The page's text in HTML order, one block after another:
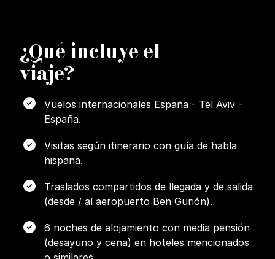
¿Qué incluye el
viaje?
Vuelos internacionales España - Tel Aviv -
España.
Visitas según itinerario con guía de habla
hispana.
Traslados compartidos de llegada y de salida
(desde / al aeropuerto Ben Gurión).
6 noches de alojamiento con media pensión
(desayuno y cena) en hoteles mencionados